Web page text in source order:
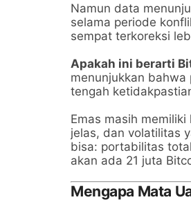
Namun data
selama periode
sempat terkoreksi
Apakah ini berarti
menunjukkan
tengah
Emas masih
jelas, dan volatilitas
bisa: portabilitas
akan ada 21 juta
Mengapa Mata